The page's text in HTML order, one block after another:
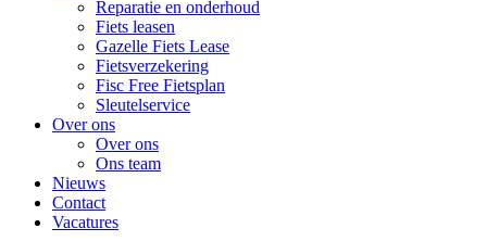
Reparatie en onderhoud
Fiets leasen
Gazelle Fiets Lease
Fietsverzekering
Fisc Free Fietsplan
Sleutelservice
Over ons
Over ons
Ons team
Nieuws
Contact
Vacatures